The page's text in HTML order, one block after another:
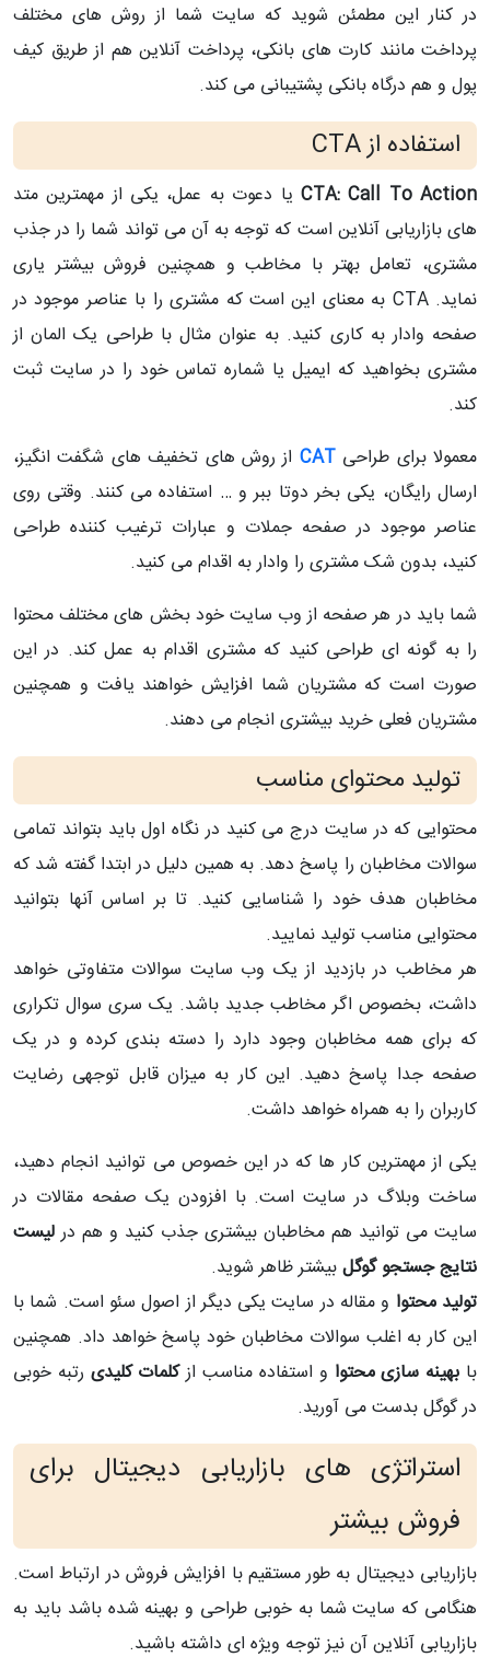
در کنار این مطمئن شوید که سایت شما از روش های مختلف
پرداخت مانند کارت های بانکی، پرداخت آنلاین هم از طریق کیف
پول و هم درگاه بانکی پشتیبانی می کند.
استفاده از CTA
CTA: Call To Action یا دعوت به عمل، یکی از مهمترین متد
های بازاریابی آنلاین است که توجه به آن می تواند شما را در جذب
مشتری، تعامل بهتر با مخاطب و همچنین فروش بیشتر یاری
نماید. CTA به معنای این است که مشتری را با عناصر موجود در
صفحه وادار به کاری کنید. به عنوان مثال با طراحی یک المان از
مشتری بخواهید که ایمیل یا شماره تماس خود را در سایت ثبت
کند.
معمولا برای طراحیCAT از روش های تخفیف های شگفت انگیز،
ارسال رایگان، یکی بخر دوتا ببر و … استفاده می کنند. وقتی روی
عناصر موجود در صفحه جملات و عبارات ترغیب کننده طراحی
کنید، بدون شک مشتری را وادار به اقدام می کنید.
شما باید در هر صفحه از وب سایت خود بخش های مختلف محتوا
را به گونه ای طراحی کنید که مشتری اقدام به عمل کند. در این
صورت است که مشتریان شما افزایش خواهند یافت و همچنین
مشتریان فعلی خرید بیشتری انجام می دهند.
تولید محتوای مناسب
محتوایی که در سایت درج می کنید در نگاه اول باید بتواند تمامی
سوالات مخاطبان را پاسخ دهد. به همین دلیل در ابتدا گفته شد که
مخاطبان هدف خود را شناسایی کنید. تا بر اساس آنها بتوانید
محتوایی مناسب تولید نمایید.
هر مخاطب در بازدید از یک وب سایت سوالات متفاوتی خواهد
داشت، بخصوص اگر مخاطب جدید باشد. یک سری سوال تکراری
که برای همه مخاطبان وجود دارد را دسته بندی کرده و در یک
صفحه جدا پاسخ دهید. این کار به میزان قابل توجهی رضایت
کاربران را به همراه خواهد داشت.
یکی از مهمترین کار ها که در این خصوص می توانید انجام دهید،
ساخت وبلاگ در سایت است. با افزودن یک صفحه مقالات در
سایت می توانید هم مخاطبان بیشتری جذب کنید و هم درلیست
نتایج جستجو گوگلبیشتر ظاهر شوید.
تولید محتوا و مقاله در سایت یکی دیگر از اصول سئو است. شما با
این کار به اغلب سوالات مخاطبان خود پاسخ خواهد داد. همچنین
با بهینه سازی محتوا و استفاده مناسب ازکلمات کلیدی رتبه خوبی
در گوگل بدست می آورید.
استراتژی های بازاریابی دیجیتال برای
فروش بیشتر
بازاریابی دیجیتال به طور مستقیم با افزایش فروش در ارتباط است.
هنگامی که سایت شما به خوبی طراحی و بهینه شده باشد باید به
بازاریابی آنلاین آن نیز توجه ویژه ای داشته باشید.